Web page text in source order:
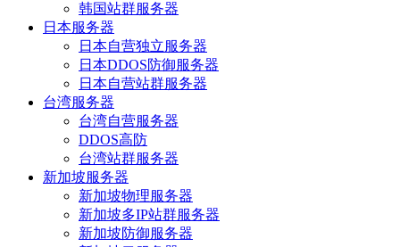
韩国站群服务器
日本服务器
日本自营独立服务器
日本DDOS防御服务器
日本自营站群服务器
台湾服务器
台湾自营服务器
DDOS高防
台湾站群服务器
新加坡服务器
新加坡物理服务器
新加坡多IP站群服务器
新加坡防御服务器